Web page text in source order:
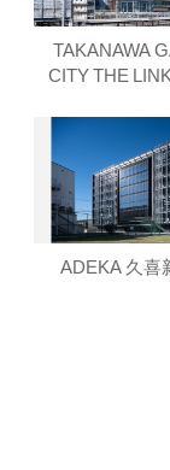
TAKANAWA
CITY THE
ADEKA 久喜